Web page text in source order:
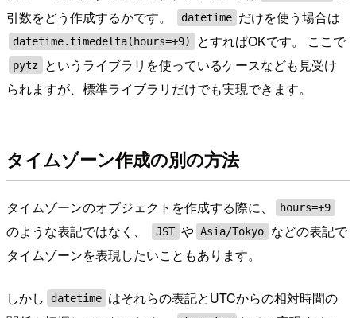
引数をどう作成するかです。
datetime だけを使う場合は
datetime.timedelta(hours=+9) とすればOKです。 ここで
pytz
というライブラリを使っているケースなども見受け
られますが、標準ライブラリだけでも実現できます。
タイムゾーン作成の別の方法
タイムゾーンのオブジェクトを作成する際に、 hours=+9
のような表記ではなく、 JST や Asia/Tokyo
などの表記で
タイムゾーンを表現したいこともあります。
しかし datetime はそれらの表記とUTCからの相対時間の